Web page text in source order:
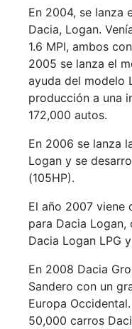
En 2004, se lanza
Dacia, Logan.
1.6 MPI, ambos
2005 se lanza el
ayuda del modelo
producción a una
172,000 autos.
En 2006 se lanza
Logan y se
(105HP).
El año 2007 viene
para Dacia Logan,
Dacia Logan LPG
En 2008 Dacia
Sandero con un
Europa
50,000 carros